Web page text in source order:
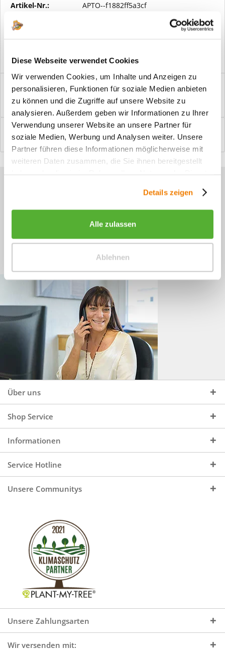
Diese Webseite verwendet Cookies
Wir verwenden Cookies, um Inhalte und Anzeigen zu
personalisieren, Funktionen für soziale Medien anbieten
zu können und die Zugriffe auf unsere Website zu
analysieren. Außerdem geben wir Informationen zu Ihrer
Verwendung unserer Website an unsere Partner für
soziale Medien, Werbung und Analysen weiter. Unsere
Partner führen diese Informationen möglicherweise mit
weiteren Daten zusammen, die Sie ihnen bereitgestellt
Details zeigen
Alle zulassen
Ablehnen
Artikel-Nr.: APTO--f1882ff5a3cf
Vorteile
Windfangelemente online am Bildschirm konfigurieren und
einbaufertig bestellen. In wenigen...
Bewertungen
0
Bewertungen lesen, schreiben und diskutieren...mehr
Sie haben Fragen zu unseren
+49 (0)4244 965 34 04
Mo - Do, 09:00 - 16:00 Uhr
und Fr, 09:00 - 13:00 Uhr
Über uns
Shop Service
Informationen
Service Hotline
Unsere Communitys
Unsere Zahlungsarten
Wir versenden mit: